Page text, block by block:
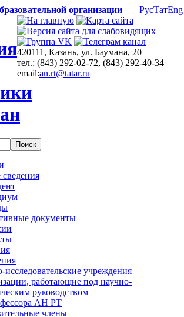
организации РусТатEng
420111, Казань, ул. Баумана, 20
тел.: (843) 292-02-72, (843) 292-40-34
email:an.rt@tatar.ru
документы
исследовательские учреждения
работающие под научно-
руководством
АН РТ
члены